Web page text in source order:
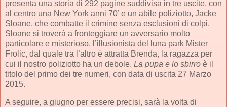
presenta una storia di 292 pagine suddivisa in tre uscite, con
al centro una New York anni 70’ e un abile poliziotto, Jacke
Sloane, che combatte il crimine senza esclusioni di colpi.
Sloane si troverà a fronteggiare un avversario molto
particolare e misterioso, l’illusionista del luna park Mister
Frolic, dal quale tra l’altro è attratta Brenda, la ragazza per
cui il nostro poliziotto ha un debole. La pupa e lo sbirro è il
titolo del primo dei tre numeri, con data di uscita 27 Marzo
2015.
A seguire, a giugno per essere precisi, sarà la volta di